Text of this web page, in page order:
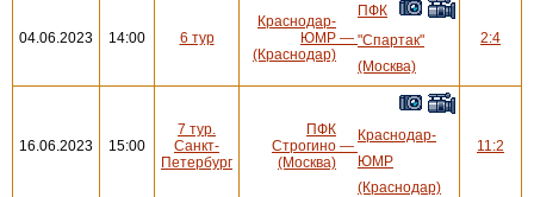
04.06.2023 14:00 6 тур
Краснодар-
ЮМР
(Краснодар)
—
ПФК
"Спартак"
(Москва)
2:4
16.06.2023 15:00
7 тур.
Санкт-
Петербург
ПФК
Строгино
(Москва)
—
Краснодар-
ЮМР
(Краснодар)
11:2